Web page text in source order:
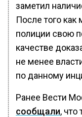
заметил
После того
полиции свою
качестве
не менее
по данному
Ранее Вести
сообщали, что